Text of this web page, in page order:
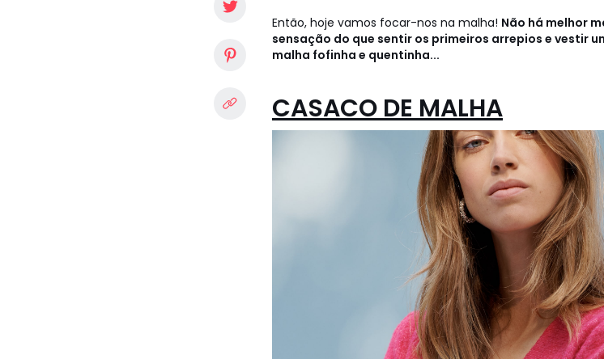
Então, hoje vamos focar-nos na malha! Não há melhor
sensação do que sentir os primeiros arrepios e vestir
malha fofinha e quentinha...
CASACO DE MALHA